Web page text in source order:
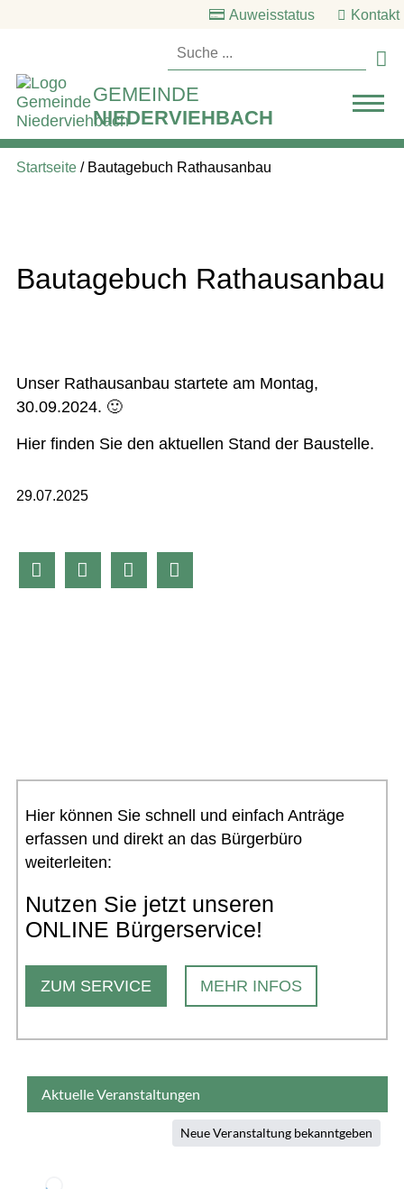
Auweisstatus Kontakt

GEMEINDE
NIEDERVIEHBACH
Startseite/ Bautagebuch Rathausanbau
Bautagebuch Rathausanbau
Unser Rathausanbau startete am Montag,
30.09.2024. 🙂
Hier finden Sie den aktuellen Stand der Baustelle.
29.07.2025
   
Hier können Sie schnell und einfach Anträge
erfassen und direkt an das Bürgerbüro
weiterleiten:
Nutzen Sie jetzt unseren
ONLINE Bürgerservice!
ZUM SERVICE MEHR INFOS